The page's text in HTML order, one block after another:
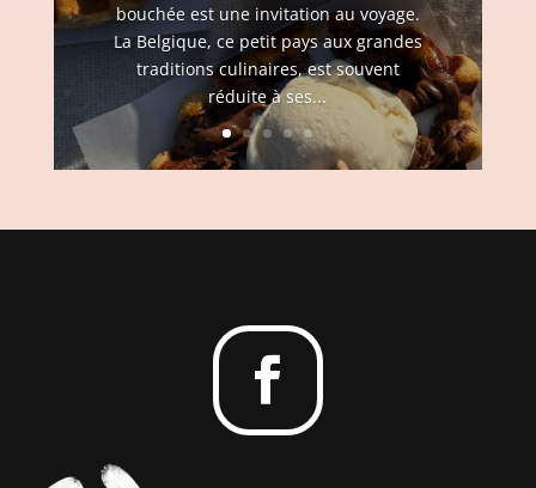
bouchée est une invitation au voyage.
La Belgique, ce petit pays aux grandes
traditions culinaires, est souvent
réduite à ses...